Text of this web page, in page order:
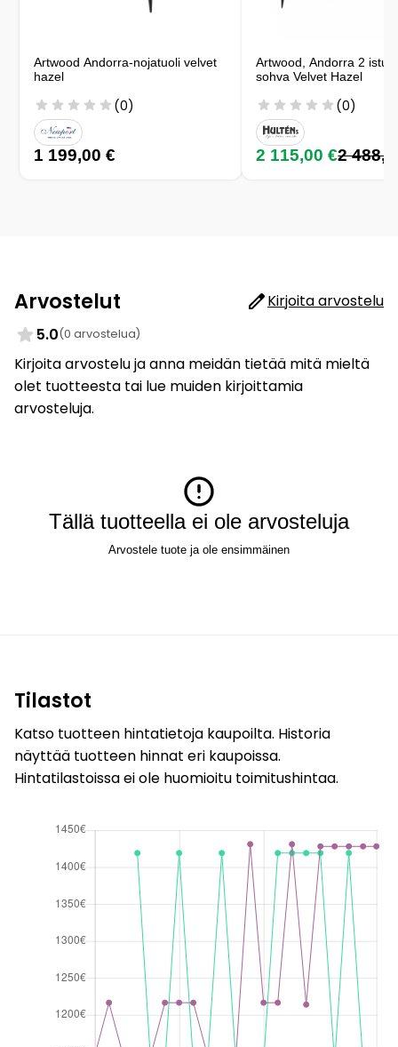
Artwood Andorra-nojatuoli velvet
hazel
(0)
1 199,00 €
Artwood, Andorra 2
sohva Velvet Hazel
(0)
2 115,00 €2
Arvostelut
Kirjoita arvostelu
5.0(0 arvostelua)
Kirjoita arvostelu ja anna meidän tietää mitä mieltä
olet tuotteesta tai lue muiden kirjoittamia
arvosteluja.
Tällä tuotteella ei ole arvosteluja
Arvostele tuote ja ole ensimmäinen
Tilastot
Katso tuotteen hintatietoja kaupoilta. Historia
näyttää tuotteen hinnat eri kaupoissa.
Hintatilastoissa ei ole huomioitu toimitushintaa.